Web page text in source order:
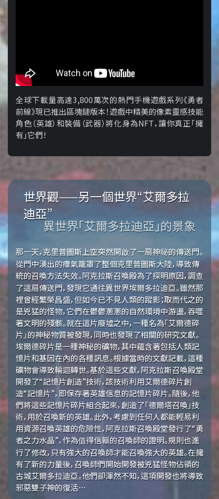
全球下載量高達3,800萬次的熱門手機遊戲系列《勇者
前線》現已推出區塊鏈版本！遊戲中精美的像素靈感技能
角色（英雄）和裝備（武器）將化身為NFT，讓你真正「擁​​
有」它們！
世界觀——另一個世界“艾爾多拉
迪亞”
異世界「艾爾多拉迪亞」的景象
那一天，克里普圖斯上空突然開啟了一扇神祕的傳送門。
從門中湧出的瘴氣籠罩了整個克里普圖斯大陸，導致傳
統的召喚方法失效。阿克拉斯召喚殿為了探明原因，調查
了這扇傳送門，發現它通往異世界埃爾多拉迪亞。雖然那
裡曾經繁榮昌盛，但如今已不見人類的蹤影；取而代之的
是兇猛的怪物，它們在鬱鬱蔥蔥的自然環境中游盪，吞噬
著文明的殘骸。就在這片廢墟之中，一種名為「艾爾德碎
片」的神秘物質被發現，同時也發現了相關的研究文獻。
埃爾德碎片是一種神秘的礦物，其中蘊含著包括人類記
憶片和基因在內的各種訊息。根據當時的文獻記載，這種
礦物會導致輪迴轉世。基於這些文獻，阿克拉斯召喚殿堂
開發了“記憶片創造”技術，該技術利用艾爾德碎片創
造“記憶片”，即保存著英雄信息的記憶片碎片。隨後，他
們將這些記憶片碎片組合起來，創造了「德爾塔召喚」技
術，用於召喚新的英雄。此外，考慮到任何人都能輕易利
用資源召喚英雄的危險性，阿克拉斯召喚殿堂發行了“勇
者之力水晶”，作為值得信賴的召喚師的證明。規則也進
行了修改，只有強大的召喚師才能召喚強大的英雄。在擁
有了新的力量後，召喚師們開始開發被兇猛怪物佔領的
古城艾爾多拉迪亞。他們卻渾然不知，這項開發也將導致
邪惡雙子神的復活…